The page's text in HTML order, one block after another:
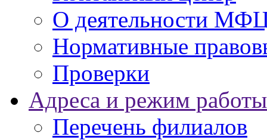
О деятельности
Нормативные
Проверки
Адреса и режим работы
Перечень филиалов